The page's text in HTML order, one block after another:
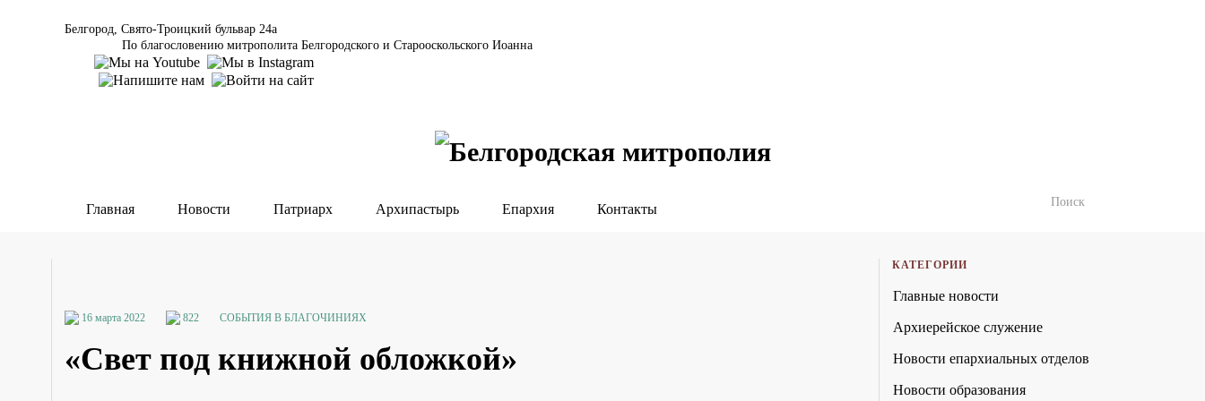
Белгород, Свято-Троицкий бульвар 24а
По благословению митрополита Белгородского и Старооскольского Иоанна
Главная Новости Патриарх Архипастырь Епархия Контакты
16 марта 2022 822 СОБЫТИЯ В БЛАГОЧИНИЯХ
«Свет под книжной обложкой»
КАТЕГОРИИ
Главные новости
Архиерейское служение
Новости епархиальных отделов
Новости образования